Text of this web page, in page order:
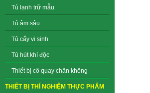
Tủ lạnh trữ mẫu
Tủ âm sâu
Tủ cấy vi sinh
Tủ hút khí độc
Thiết bị cô quay chân không
THIẾT BỊ THÍ NGHIỆM THỰC PHẨM